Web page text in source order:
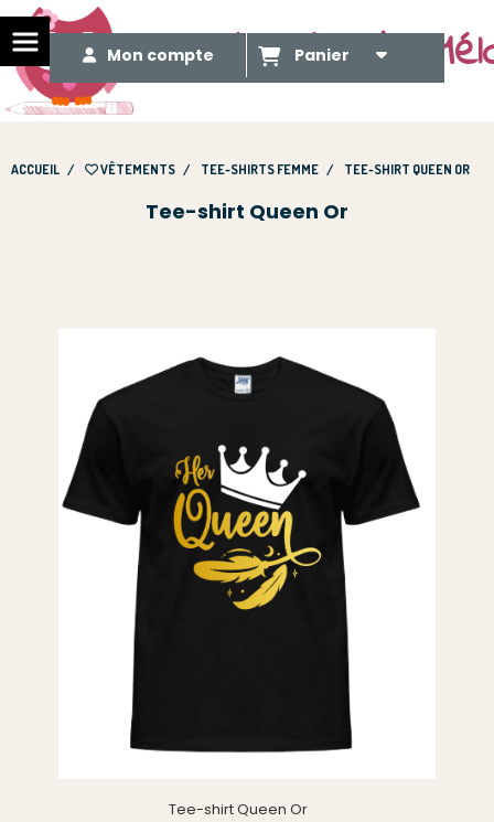
Le Méli Mélo de
Mon compte Panier
ACCUEIL VÊTEMENTS TEE-SHIRTS FEMME TEE-SHIRT QUEEN OR
Tee-shirt Queen Or
Tee-shirt Queen Or